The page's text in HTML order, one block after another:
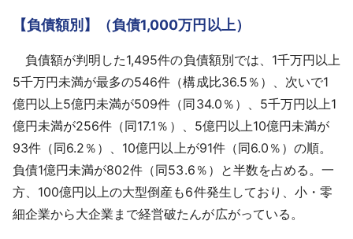
【負債額別】（負債1,000万円以上）
負債額が判明した1,495件の負債額別では、1千万円以上
5千万円未満が最多の546件（構成比36.5％）、次いで1
億円以上5億円未満が509件（同34.0％）、5千万円以上1
億円未満が256件（同17.1％）、5億円以上10億円未満が
93件（同6.2％）、10億円以上が91件（同6.0％）の順。
負債1億円未満が802件（同53.6％）と半数を占める。一
方、100億円以上の大型倒産も6件発生しており、小・零
細企業から大企業まで経営破たんが広がっている。